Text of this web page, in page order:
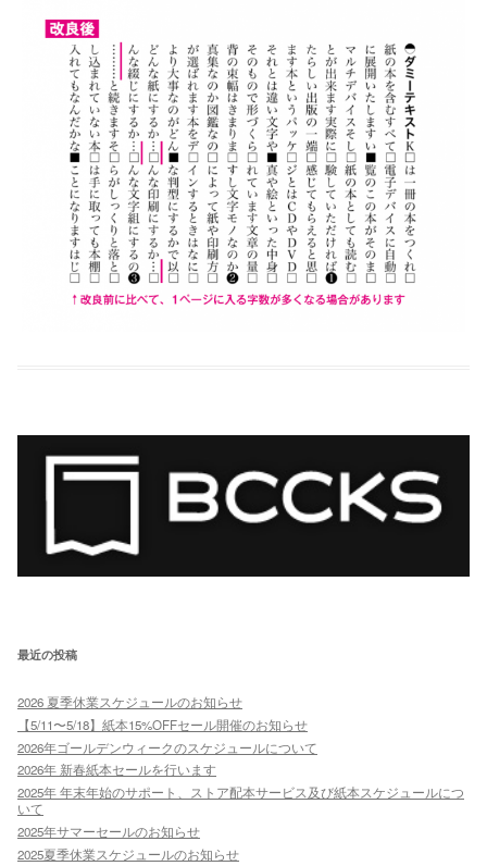
最近の投稿
2026 夏季休業スケジュールのお知らせ
【5/11〜5/18】紙本15%OFFセール開催のお知らせ
2026年ゴールデンウィークのスケジュールについて
2026年 新春紙本セールを行います
2025年 年末年始のサポート、ストア配本サービス及び紙本スケジュールにつ
いて
2025年サマーセールのお知らせ
2025夏季休業スケジュールのお知らせ